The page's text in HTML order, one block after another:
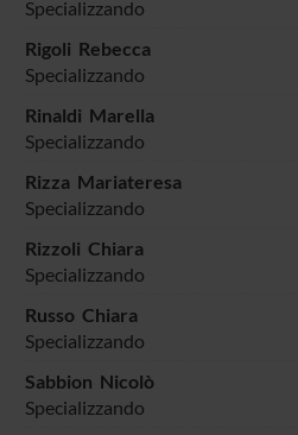
Specializzando
Rigoli Rebecca
Specializzando
Rinaldi Marella
Specializzando
Rizza Mariateresa
Specializzando
Rizzoli Chiara
Specializzando
Russo Chiara
Specializzando
Sabbion Nicolò
Specializzando